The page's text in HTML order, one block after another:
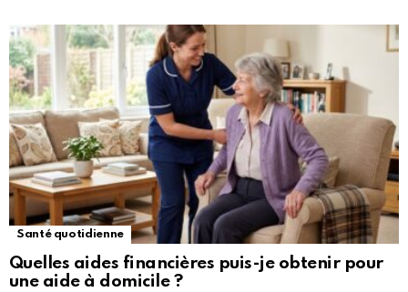
Santé quotidienne
Quelles aides financières puis-je obtenir pour
une aide à domicile ?